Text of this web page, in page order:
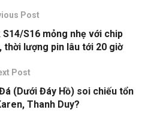
Post
S16 mỏng nhẹ với chip
lượng pin lâu tới 20 giờ
Post
(Dưới Đáy Hồ) soi chiếu tổn
Thanh Duy?